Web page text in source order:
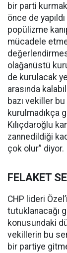
bir parti
önce de
popülizme
mücadele
olağanüstü
de kurulacak
arasında
bazı vekiller
kurulmadıkça
Kılıçdaroğlu
zannedildiği
çok olur” diyor.
FELAKET
CHP lideri
tutuklanacağı
konusundaki
vekillerin bu
bir partiye